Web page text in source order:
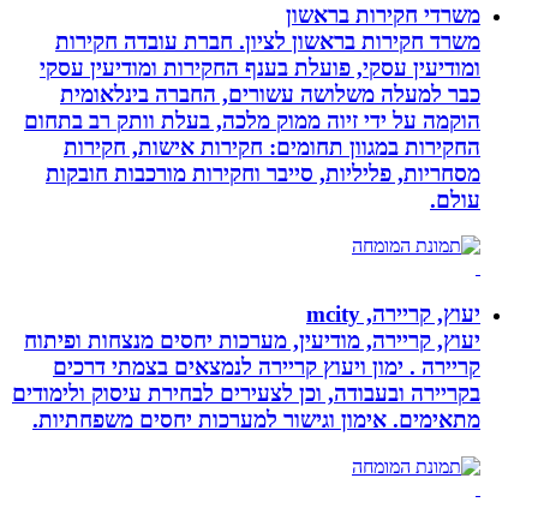
משרדי חקירות בראשון
משרד חקירות בראשון לציון. חברת עובדה חקירות
ומודיעין עסקי, פועלת בענף החקירות ומודיעין עסקי
כבר למעלה משלושה עשורים, החברה בינלאומית
הוקמה על ידי זיוה ממוק מלכה, בעלת וותק רב בתחום
החקירות במגוון תחומים: חקירות אישות, חקירות
מסחריות, פליליות, סייבר וחקירות מורכבות חובקות
עולם.
יעוץ, קריירה, mcity
יעוץ, קריירה, מודיעין, מערכות יחסים מנצחות ופיתוח
קריירה . ימון ויעוץ קריירה לנמצאים בצמתי דרכים
בקריירה ובעבודה, וכן לצעירים לבחירת עיסוק ולימודים
מתאימים. אימון וגישור למערכות יחסים משפחתיות.